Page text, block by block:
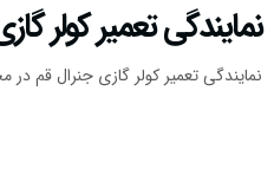
نمایندگی تعمیر کولر
نمایندگی تعمیر کولر گازی جنرال قم در